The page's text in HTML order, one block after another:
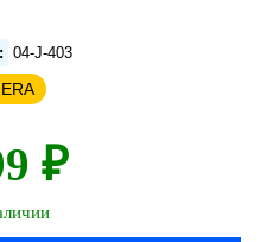
04-J-403
₽